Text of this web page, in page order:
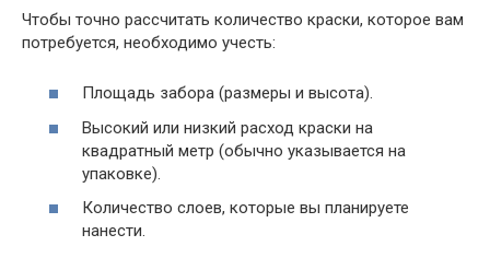
Чтобы точно рассчитать количество краски, которое вам
потребуется, необходимо учесть:
Площадь забора (размеры и высота).
Высокий или низкий расход краски на
квадратный метр (обычно указывается на
упаковке).
Количество слоев, которые вы планируете
нанести.